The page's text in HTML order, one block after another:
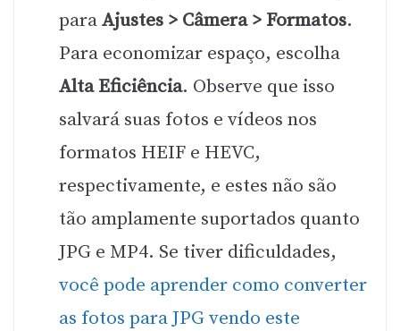
paraAjustes > Câmera > Formatos.
Para economizar espaço, escolha
Alta Eficiência. Observe que isso
salvará suas fotos e vídeos nos
formatos HEIF e HEVC,
respectivamente, e estes não são
tão amplamente suportados quanto
JPG e MP4. Se tiver dificuldades,
você pode aprender como converter
as fotos para JPG vendo este